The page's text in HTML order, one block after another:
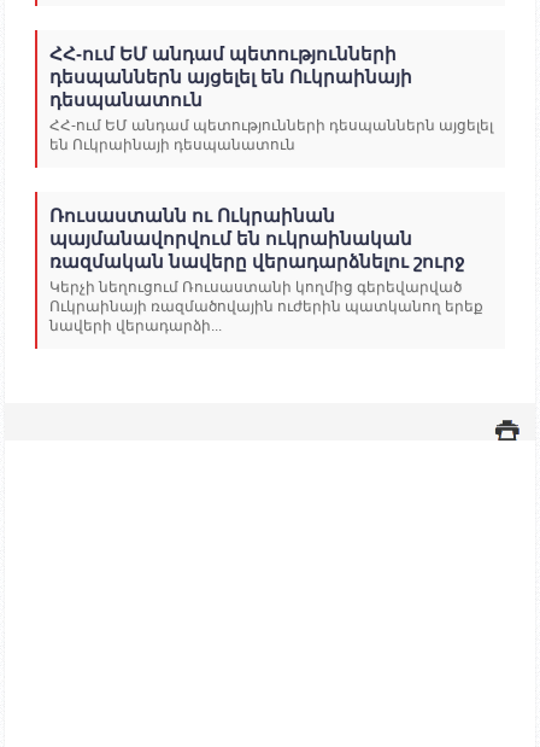
ՀՀ-ում ԵՄ անդամ պետությունների
դեսպաններն այցելել են Ուկրաինայի
դեսպանատուն
ՀՀ-ում ԵՄ անդամ պետությունների դեսպաններն այցելել
են Ուկրաինայի դեսպանատուն
Ռուսաստանն ու Ուկրաինան
պայմանավորվում են ուկրաինական
ռազմական նավերը վերադարձնելու շուրջ
Կերչի նեղուցում Ռուսաստանի կողմից գերեվարված
Ուկրաինայի ռազմածովային ուժերին պատկանող երեք
նավերի վերադարձի...